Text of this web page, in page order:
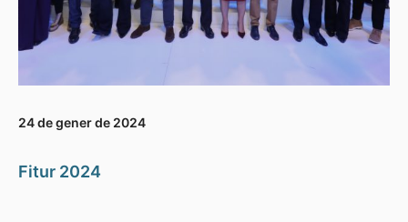
24 de gener de 2024
Fitur 2024